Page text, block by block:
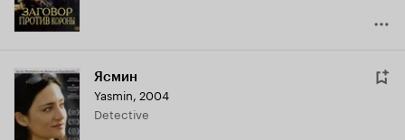
Ясмин
Yasmin, 2004
Detective